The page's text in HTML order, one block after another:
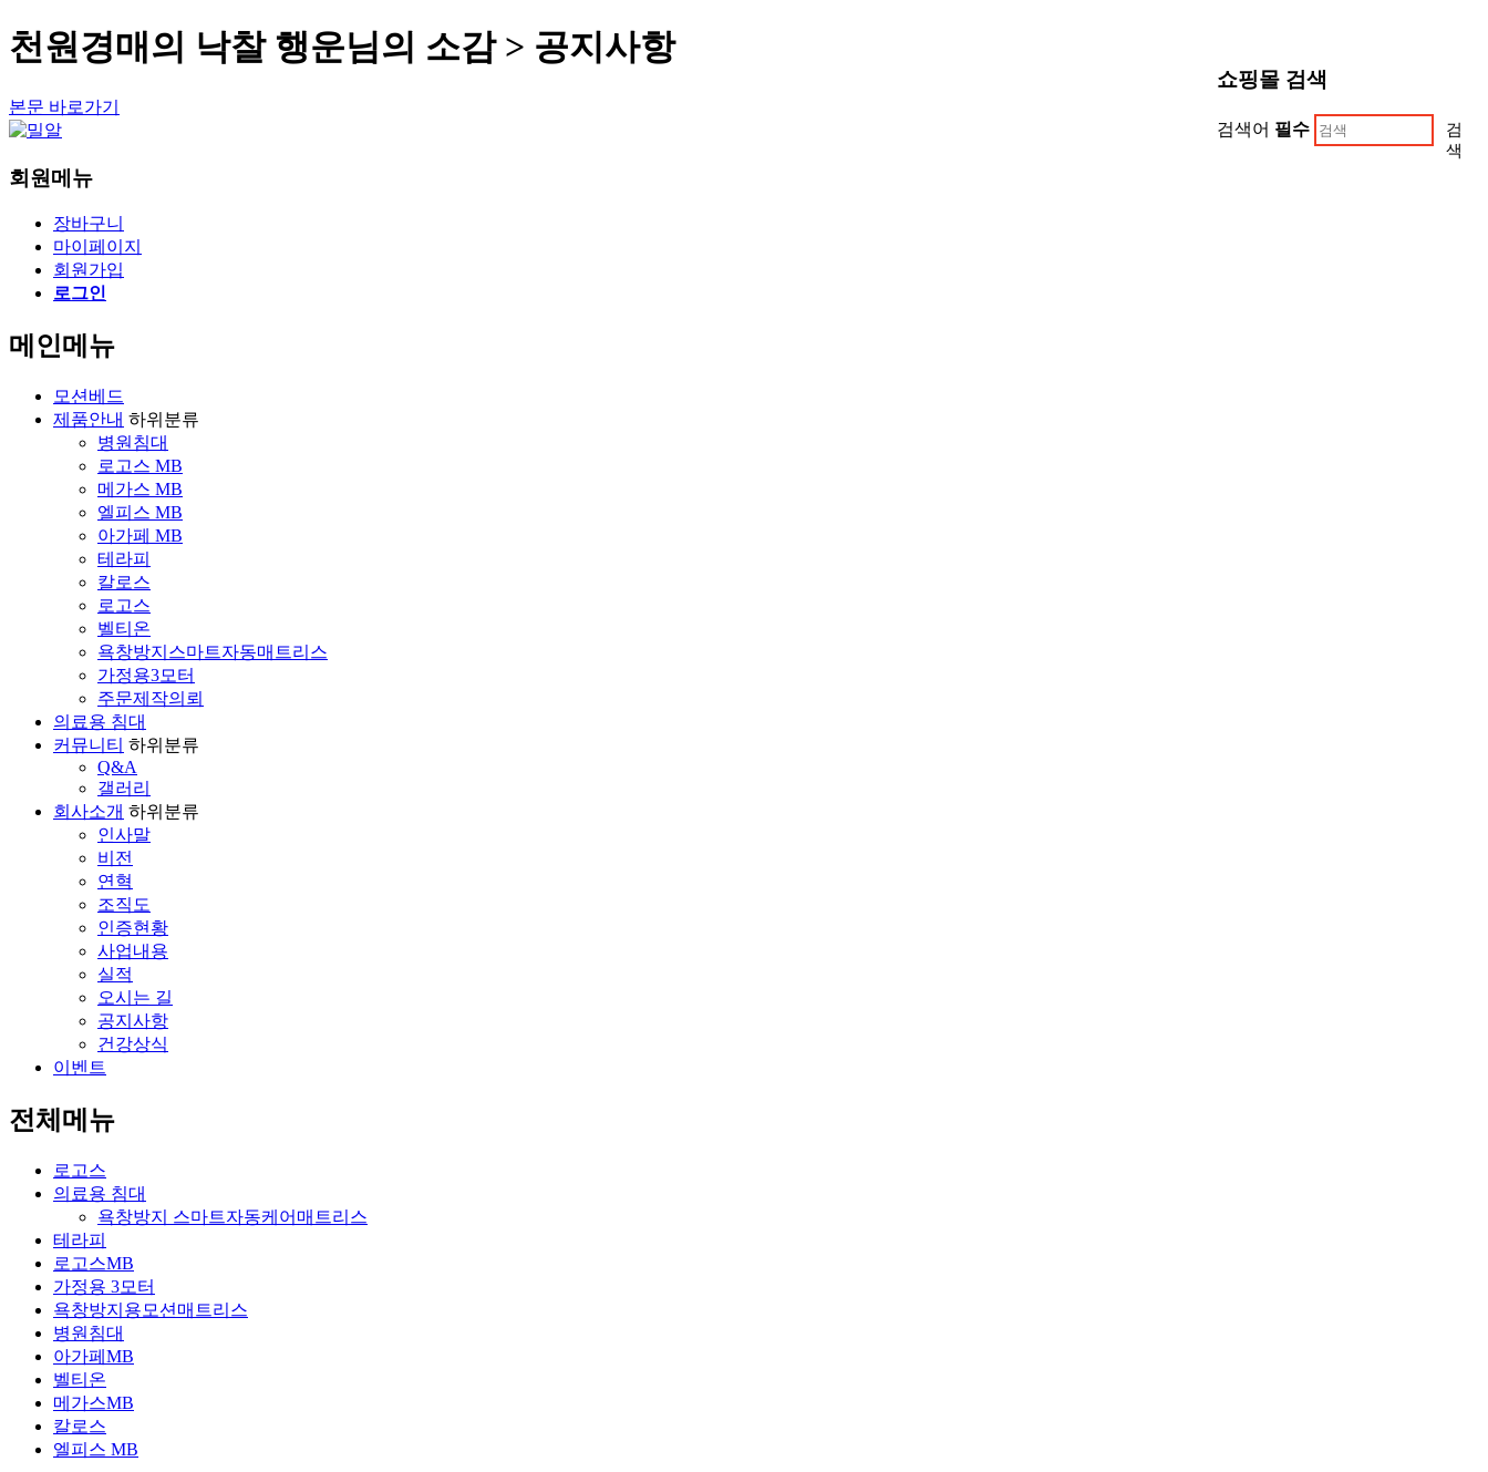
천원경매의 낙찰 행운님의 소감 > 공지사항
본문 바로가기
회원메뉴
장바구니
마이페이지
회원가입
로그인
쇼핑몰 검색
검색어 필수
검
색
메인메뉴
모션베드
제품안내 하위분류
병원침대
로고스 MB
메가스 MB
엘피스 MB
아가페 MB
테라피
칼로스
로고스
벨티온
욕창방지스마트자동매트리스
가정용3모터
주문제작의뢰
의료용 침대
커뮤니티 하위분류
Q&A
갤러리
회사소개 하위분류
인사말
비전
연혁
조직도
인증현황
사업내용
실적
오시는 길
공지사항
건강상식
이벤트
전체메뉴
로고스
의료용 침대
욕창방지 스마트자동케어매트리스
테라피
로고스MB
가정용 3모터
욕창방지용모션매트리스
병원침대
아가페MB
벨티온
메가스MB
칼로스
엘피스 MB